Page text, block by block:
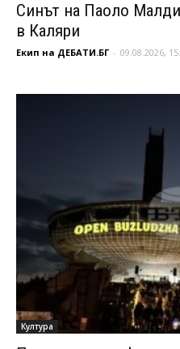
Синът на Паоло
в Каляри
Екип на ДЕБАТИ.БГ - 09.08.2026,
Култура